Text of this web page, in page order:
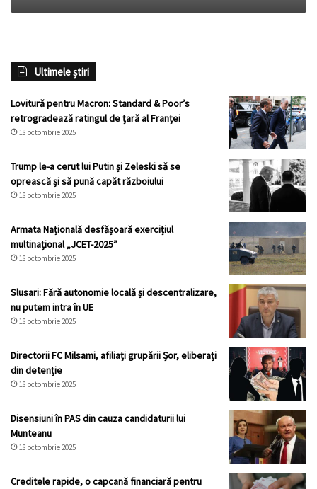
Ultimele știri
Lovitură pentru Macron: Standard & Poor’s
retrogradează ratingul de țară al Franței
18 octombrie 2025
Trump le-a cerut lui Putin și Zeleski să se
oprească și să pună capăt războiului
18 octombrie 2025
Armata Națională desfășoară exercițiul
multinațional „JCET-2025”
18 octombrie 2025
Slusari: Fără autonomie locală și descentralizare,
nu putem intra în UE
18 octombrie 2025
Directorii FC Milsami, afiliați grupării Șor, eliberați
din detenție
18 octombrie 2025
Disensiuni în PAS din cauza candidaturii lui
Munteanu
18 octombrie 2025
Creditele rapide, o capcană financiară pentru